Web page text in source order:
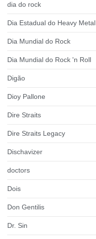
dia do rock
Dia Estadual do Heavy Metal
Dia Mundial do Rock
Dia Mundial do Rock 'n Roll
Digão
Dioy Pallone
Dire Straits
Dire Straits Legacy
Dischavizer
doctors
Dois
Don Gentilis
Dr. Sin